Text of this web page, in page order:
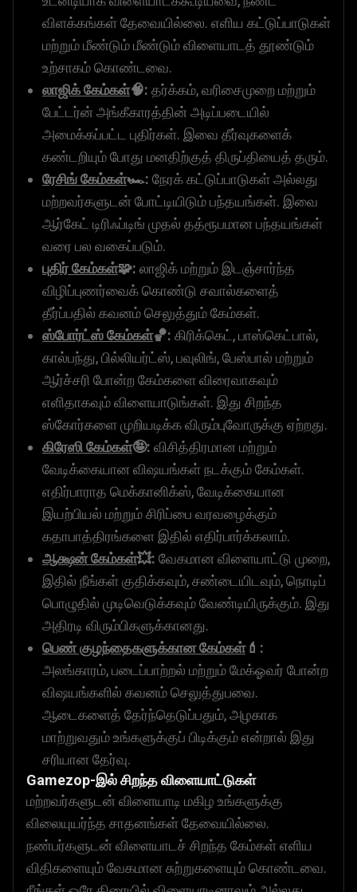
விளக்கங்கள் தேவையில்லை. எளிய கட்டுப்பாடுகள்
மற்றும் மீண்டும் மீண்டும் விளையாடத் தூண்டும்
உற்சாகம் கொண்டவை.
லாஜிக் கேம்கள்🧠: தர்க்கம், வரிசைமுறை மற்றும்
பேட்டர்ன் அங்கீகாரத்தின் அடிப்படையில்
அமைக்கப்பட்ட புதிர்கள். இவை தீர்வுகளைக்
கண்டறியும் போது மனதிற்குத் திருப்தியைத் தரும்.
ரேசிங் கேம்கள்🏎️: நேரக் கட்டுப்பாடுகள் அல்லது
மற்றவர்களுடன் போட்டியிடும் பந்தயங்கள். இவை
ஆர்கேட் டிரிஃப்டிங் முதல் தத்ரூபமான பந்தயங்கள்
வரை பல வகைப்படும்.
புதிர் கேம்கள்🧩: லாஜிக் மற்றும் இடஞ்சார்ந்த
விழிப்புணர்வைக் கொண்டு சவால்களைத்
தீர்ப்பதில் கவனம் செலுத்தும் கேம்கள்.
ஸ்போர்ட்ஸ் கேம்கள்🏀: கிரிக்கெட், பாஸ்கெட்பால்,
கால்பந்து, பில்லியர்ட்ஸ், பவுலிங், பேஸ்பால் மற்றும்
ஆர்ச்சரி போன்ற கேம்களை விரைவாகவும்
எளிதாகவும் விளையாடுங்கள். இது சிறந்த
ஸ்கோர்களை முறியடிக்க விரும்புவோருக்கு ஏற்றது.
கிரேஸி கேம்கள்🤪: விசித்திரமான மற்றும்
வேடிக்கையான விஷயங்கள் நடக்கும் கேம்கள்.
எதிர்பாராத மெக்கானிக்ஸ், வேடிக்கையான
இயற்பியல் மற்றும் சிரிப்பை வரவழைக்கும்
கதாபாத்திரங்களை இதில் எதிர்பார்க்கலாம்.
ஆக்ஷன் கேம்கள்💥: வேகமான விளையாட்டு முறை,
இதில் நீங்கள் குதிக்கவும், சண்டையிடவும், நொடிப்
பொழுதில் முடிவெடுக்கவும் வேண்டியிருக்கும். இது
அதிரடி விரும்பிகளுக்கானது.
பெண் குழந்தைகளுக்கான கேம்கள்💄:
அலங்காரம், படைப்பாற்றல் மற்றும் மேக்ஓவர் போன்ற
விஷயங்களில் கவனம் செலுத்துபவை.
ஆடைகளைத் தேர்ந்தெடுப்பதும், அழகாக
மாற்றுவதும் உங்களுக்குப் பிடிக்கும் என்றால் இது
சரியான தேர்வு.
Gamezop-இல் சிறந்த விளையாட்டுகள்
மற்றவர்களுடன் விளையாடி மகிழ உங்களுக்கு
விலையுயர்ந்த சாதனங்கள் தேவையில்லை.
நண்பர்களுடன் விளையாடச் சிறந்த கேம்கள் எளிய
விதிகளையும் வேகமான சுற்றுகளையும் கொண்டவை.